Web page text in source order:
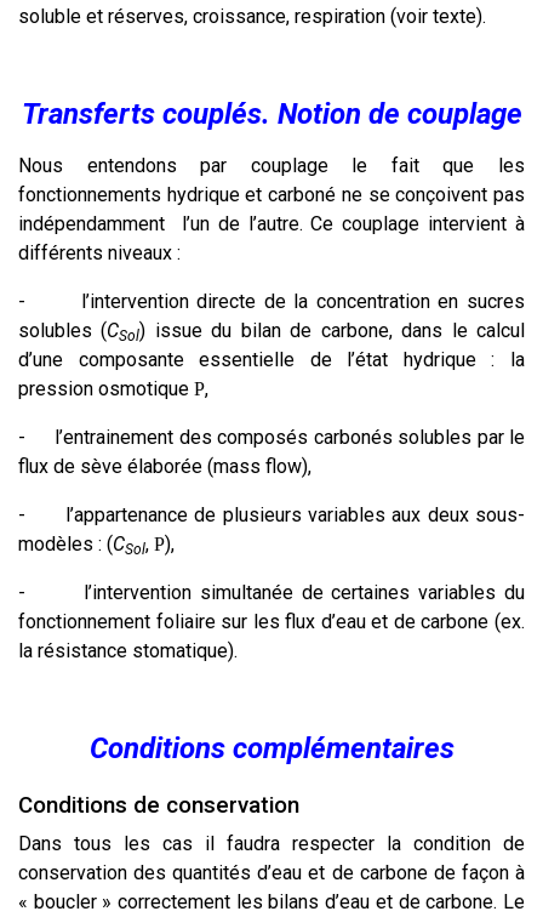
soluble et réserves, croissance, respiration (voir texte).
Transferts couplés. Notion de couplage
Nous entendons par couplage le fait que les
fonctionnements hydrique et carboné ne se conçoivent pas
indépendamment l’un de l’autre. Ce couplage intervient à
différents niveaux :
-
l’intervention directe de la concentration en sucres
solubles (CSol) issue du bilan de carbone, dans le calcul
d’une composante essentielle de l’état hydrique : la
pression osmotique P,
-
l’entrainement des composés carbonés solubles par le
flux de sève élaborée (mass flow),
-
l’appartenance de plusieurs variables aux deux sous-
modèles : (CSol, P),
-
l’intervention simultanée de certaines variables du
fonctionnement foliaire sur les flux d’eau et de carbone (ex.
la résistance stomatique).
Conditions complémentaires
Conditions de conservation
Dans tous les cas il faudra respecter la condition de
conservation des quantités d’eau et de carbone de façon à
« boucler » correctement les bilans d’eau et de carbone. Le